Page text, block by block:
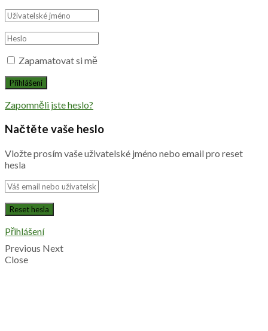
Zapamatovat si mě
Zapomněli jste heslo?
Načtěte vaše heslo
Vložte prosím vaše uživatelské jméno nebo email pro reset
hesla
Přihlášení
Previous Next
Close